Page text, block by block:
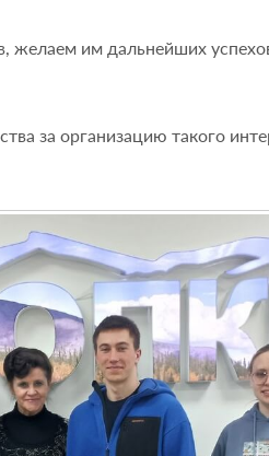
желаем им дальнейших
за организацию такого